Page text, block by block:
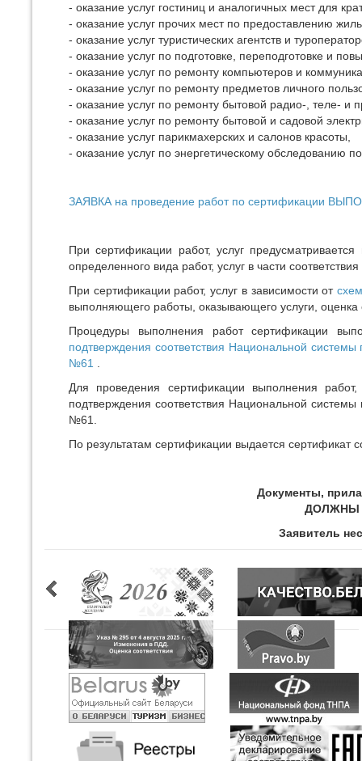
- оказание услуг гостиниц и аналогичных мест для
- оказание услуг прочих мест по предоставлению
- оказание услуг туристических агентств и
- оказание услуг по подготовке, переподготовке и
- оказание услуг по ремонту компьютеров и
- оказание услуг по ремонту предметов личного
- оказание услуг по ремонту бытовой радио-, теле- и
- оказание услуг по ремонту бытовой и садовой
- оказание услуг парикмахерских и салонов красоты,
- оказание услуг по энергетическому обследованию
ЗАЯВКА на проведение работ по сертификации
При сертификации работ, услуг
определенного вида работ, услуг в части
При сертификации работ, услуг в зависимости от
выполняющего работы, оказывающего услуги, оценка
Процедуры выполнения работ сертификации
подтверждения соответствия Национальной
№61
Для проведения сертификации выполнения
подтверждения соответствия Национальной
№61.
По результатам сертификации выдается сертификат
Документы,
ДОЛЖНЫ
Заявитель